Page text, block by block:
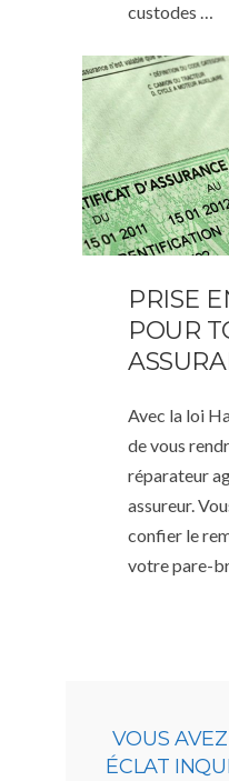
custodes …
PRISE
POUR
Avec la loi
de vous
réparateur
assureur.
confier le
votre pare-
VOUS
ÉCLAT